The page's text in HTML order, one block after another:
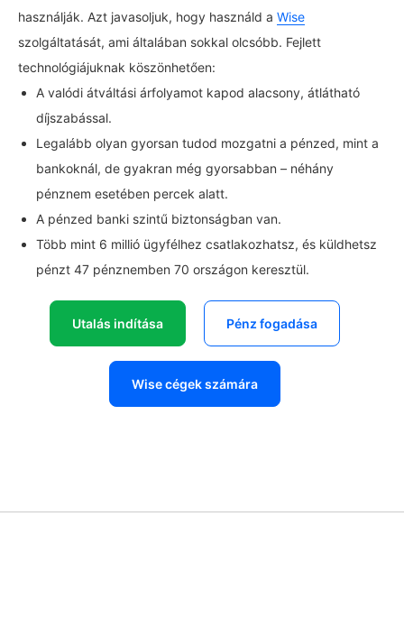
használják. Azt javasoljuk, hogy használd a Wise
szolgáltatását, ami általában sokkal olcsóbb. Fejlett
technológiájuknak köszönhetően:
A valódi átváltási árfolyamot kapod alacsony, átlátható
díjszabással.
Legalább olyan gyorsan tudod mozgatni a pénzed, mint a
bankoknál, de gyakran még gyorsabban – néhány
pénznem esetében percek alatt.
A pénzed banki szintű biztonságban van.
Több mint 6 millió ügyfélhez csatlakozhatsz, és küldhetsz
pénzt 47 pénznemben 70 országon keresztül.
Utalás indítása Pénz fogadása
Wise cégek számára